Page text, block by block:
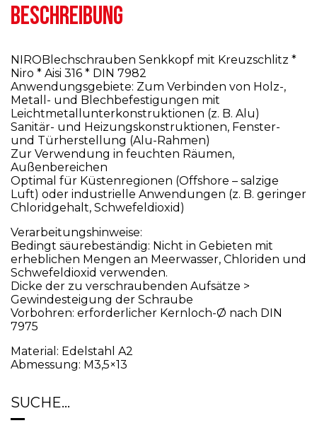
BESCHREIBUNG
NIROBlechschrauben Senkkopf mit Kreuzschlitz *
Niro * Aisi 316 * DIN 7982
Anwendungsgebiete: Zum Verbinden von Holz-,
Metall- und Blechbefestigungen mit
Leichtmetallunterkonstruktionen (z. B. Alu)
Sanitär- und Heizungskonstruktionen, Fenster-
und Türherstellung (Alu-Rahmen)
Zur Verwendung in feuchten Räumen,
Außenbereichen
Optimal für Küstenregionen (Offshore – salzige
Luft) oder industrielle Anwendungen (z. B. geringer
Chloridgehalt, Schwefeldioxid)
Verarbeitungshinweise:
Bedingt säurebeständig: Nicht in Gebieten mit
erheblichen Mengen an Meerwasser, Chloriden und
Schwefeldioxid verwenden.
Dicke der zu verschraubenden Aufsätze >
Gewindesteigung der Schraube
Vorbohren: erforderlicher Kernloch-Ø nach DIN
7975
Material: Edelstahl A2
Abmessung: M3,5×13
SUCHE…